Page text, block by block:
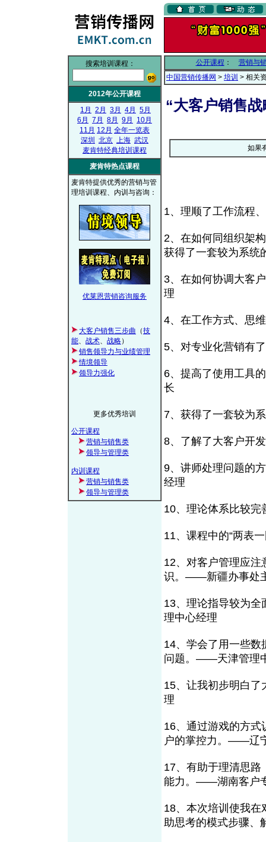
搜索培训课程：
2012年公开课程
1月
2月 3月 4月
5月
6月
7月 8月 9月
10月
11月 12月 全年一览表
深圳
北京 上海 武汉
麦肯特经典培训课程
麦肯特热点课程
麦肯特提供优秀的营销与管
理培训课程、内训与咨询：
优莱恩营销咨询服务
大客户销售三步曲 （技
能、 战术、 战略）
销售领导力与业绩管理
情境领导
领导力强化
更多优秀培训
公开课程
营销与销售类
领导与管理类
内训课程
营销与销售类
领导与管理类
公开课程 ： 营销与
中国营销传播网 > 培训 > 相关
“大客户销售
如果
1、理顺了工作流程
2、在如何同组织架
获得了一套较为系
3、在如何协调大客
理
4、在工作方式、思
5、对专业化营销有
6、提高了使用工具
长
7、获得了一套较为
8、了解了大客户开
9、讲师处理问题的
经理
10、理论体系比较
11、课程中的“两表
12、对客户管理应注
识。——新疆办事处
13、理论指导较为
理中心经理
14、学会了用一些数
问题。——天津管理
15、让我初步明白
理
16、通过游戏的方式
户的掌控力。——辽
17、有助于理清思路
能力。——湖南客户
18、本次培训使我在
助思考的模式步骤